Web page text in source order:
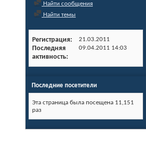
Найти сообщения
Найти темы
Регистрация 21.03.2011
Последняя
активность
09.04.2011 14:03
Последние посетители
Эта страница была посещена 11,151
раз